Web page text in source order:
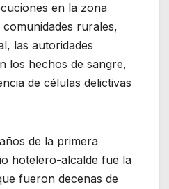
en la zona
rurales,
las autoridades
los hechos de sangre,
de células delictivas
de la primera
hotelero-alcalde fue la
fueron decenas de